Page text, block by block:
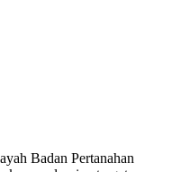
Badan Pertanahan